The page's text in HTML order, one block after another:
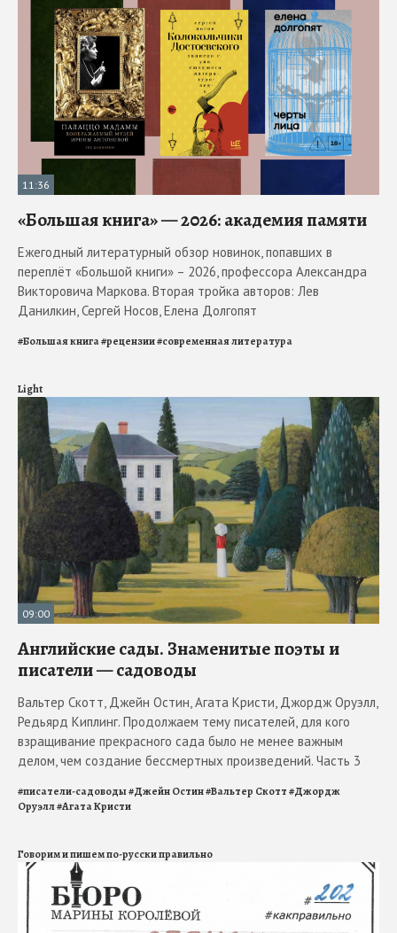
11:36
«Большая книга» — 2026: академия памяти
Ежегодный литературный обзор новинок, попавших в
переплёт «Большой книги» – 2026, профессора Александра
Викторовича Маркова. Вторая тройка авторов: Лев
Данилкин, Сергей Носов, Елена Долгопят
#Большая книга#рецензии#современная литература
Light
09:00
Английские сады. Знаменитые поэты и
писатели — садоводы
Вальтер Скотт, Джейн Остин, Агата Кристи, Джордж Оруэлл,
Редьярд Киплинг. Продолжаем тему писателей, для кого
взращивание прекрасного сада было не менее важным
делом, чем создание бессмертных произведений. Часть 3
#писатели-садоводы#Джейн Остин#Вальтер Скотт#Джордж
Оруэлл#Агата Кристи
Говорим и пишем по-русски правильно